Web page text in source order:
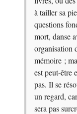
à tailler sa
questions
mort, danse
organisation
mémoire ;
est peut-être
pas. Il se
un regard,
sera pas